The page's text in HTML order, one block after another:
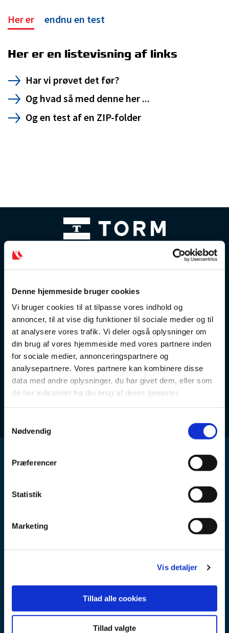
Denne hjemmeside bruger cookies
Vi bruger cookies til at tilpasse vores indhold og
annoncer, til at vise dig funktioner til sociale medier og til
at analysere vores trafik. Vi deler også oplysninger om
din brug af vores hjemmeside med vores partnere inden
for sociale medier, annonceringspartnere og
analysepartnere. Vores partnere kan kombinere disse
data med andre oplysninger, du har givet dem, eller som
de har indsamlet fra din brug af deres tjenester.
Nødvendig
Præferencer
Statistik
Marketing
Vis detaljer
Tillad alle cookies
Tillad valgte
Her er endnu en test
Her er en listevisning af links
Har vi prøvet det før?
Og hvad så med denne her ...
Og en test af en ZIP-folder
København